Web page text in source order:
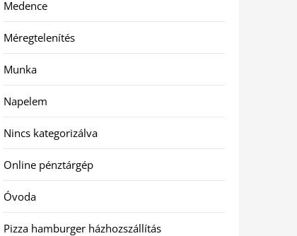
Medence
Méregtelenítés
Munka
Napelem
Nincs kategorizálva
Online pénztárgép
Óvoda
Pizza hamburger házhozszállítás